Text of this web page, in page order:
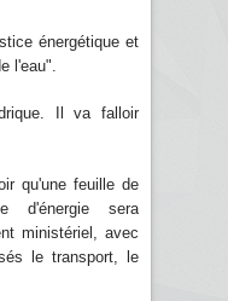
énergétique et
l'eau".
Il va falloir
qu'une feuille de
d'énergie sera
ministériel, avec
le transport, le